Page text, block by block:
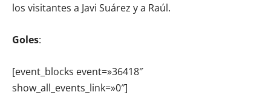
los visitantes a Javi Suárez y a Raúl.
Goles:
[event_blocks event=»36418″
show_all_events_link=»0″]